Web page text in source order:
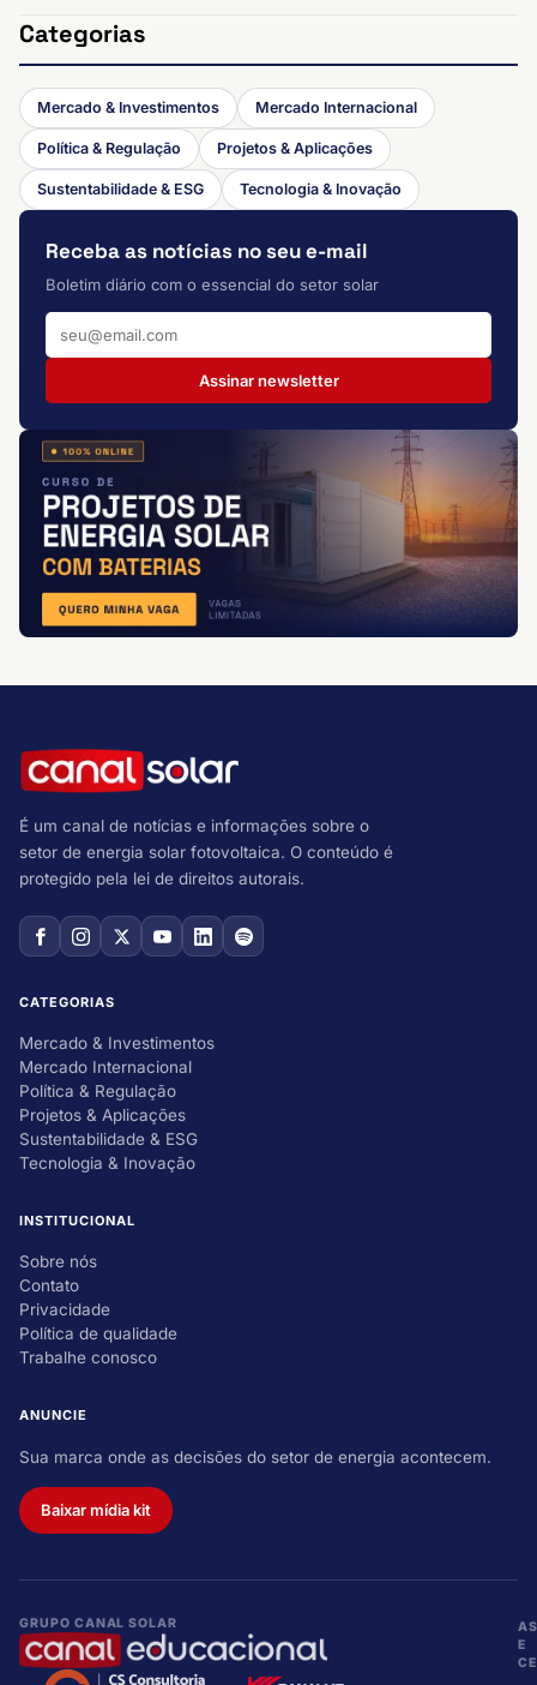
Categorias
Mercado & Investimentos Mercado Internacional
Política & Regulação Projetos & Aplicações
Sustentabilidade & ESG Tecnologia & Inovação
Receba as notícias no seu e-mail
Boletim diário com o essencial do setor solar
Assinar newsletter
É um canal de notícias e informações sobre o
setor de energia solar fotovoltaica. O conteúdo é
protegido pela lei de direitos autorais.
CATEGORIAS
Mercado & Investimentos
Mercado Internacional
Política & Regulação
Projetos & Aplicações
Sustentabilidade & ESG
Tecnologia & Inovação
INSTITUCIONAL
Sobre nós
Contato
Privacidade
Política de qualidade
Trabalhe conosco
ANUNCIE
Sua marca onde as decisões do setor de energia acontecem.
Baixar mídia kit
GRUPO CANAL SOLAR
E